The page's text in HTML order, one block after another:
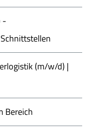
-
(m/w/d) |
Bereich